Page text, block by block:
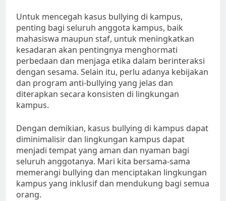
Untuk mencegah kasus bullying di kampus,
penting bagi seluruh anggota kampus, baik
mahasiswa maupun staf, untuk meningkatkan
kesadaran akan pentingnya menghormati
perbedaan dan menjaga etika dalam berinteraksi
dengan sesama. Selain itu, perlu adanya kebijakan
dan program anti-bullying yang jelas dan
diterapkan secara konsisten di lingkungan
kampus.
Dengan demikian, kasus bullying di kampus dapat
diminimalisir dan lingkungan kampus dapat
menjadi tempat yang aman dan nyaman bagi
seluruh anggotanya. Mari kita bersama-sama
memerangi bullying dan menciptakan lingkungan
kampus yang inklusif dan mendukung bagi semua
orang.